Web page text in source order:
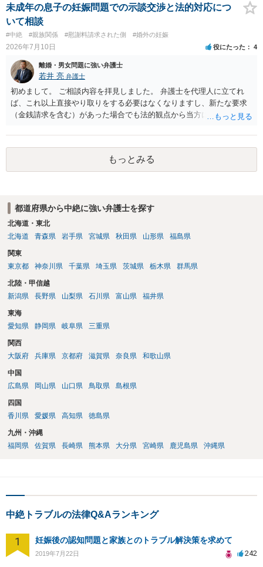
かは別として一度ご自身も個別に弁護士に相談をされたほうが良いで
しょう。
未成年の息子の妊娠問題での示談交渉と法的対応につ
いて相談
#中絶 #親族関係 #慰謝料請求された側 #婚外の妊娠
2026年7月10日 役にたった 4
離婚・男女問題に強い弁護士
若井 亮 弁護士
初めまして。 ご相談内容を拝見しました。 弁護士を代理人に立てれ
ば、これ以上直接やり取りをする必要はなくなりますし、新たな要求
（金銭請求を含む）があった場合でも法的観点から当方に支払うべき
いのであれば、基本的にはご自身で対応していくことになります。 こ
れ以上の要求を回避するためには、合意内容を書面しておくことで
す。 特に重要な点としては、合意事項以外には貸し借りが無いことを
確認する条項（清算条項）をきちんと盛り込んでおくことです。 お金
もっとみる
都道府県から中絶に強い弁護士を探す
北海道・東北
北海道
青森県 岩手県 宮城県 秋田県 山形県 福島県
関東
東京都
神奈川県 千葉県 埼玉県 茨城県 栃木県 群馬県
北陸・甲信越
新潟県
長野県 山梨県 石川県 富山県 福井県
東海
愛知県
静岡県 岐阜県 三重県
関西
大阪府
兵庫県 京都府 滋賀県 奈良県 和歌山県
中国
広島県
岡山県 山口県 鳥取県 島根県
四国
香川県
愛媛県 高知県 徳島県
九州・沖縄
福岡県
佐賀県 長崎県 熊本県 大分県 宮崎県 鹿児島県 沖縄県
中絶トラブルの法律Q&Aランキング
1 妊娠後の認知問題と家族とのトラブル解決策を求めて
2019年7月22日 242